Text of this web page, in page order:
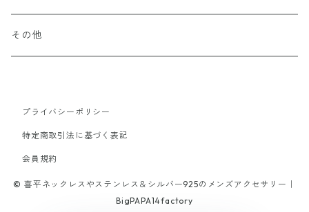
65cm
42cm
47cm
60cm
45cm
52cm
other
Stone
20cm
21cm
17cm
20cm
k10
20cm
18cm
Titanium
Surgical Stainless
brass
alloy
その他
プライバシーポリシー
特定商取引法に基づく表記
会員規約
© 喜平ネックレスやステンレス＆シルバー925のメンズアクセサリー｜
BigPAPA14factory